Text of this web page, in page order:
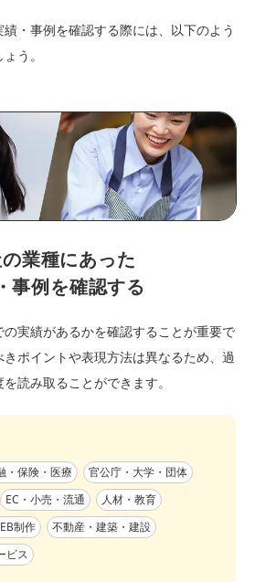
・事例を確認する際には、以下のよう
う。
業種にあった
事例を確認する
実績があるかを確認することが重要で
ポイントや表現方法は異なるため、過
読み取ることができます。
・保険・医療
官公庁・大学・団体
EC・小売・流通
人材・教育
制作
不動産・建築・建設
ビス